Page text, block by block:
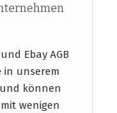
Ebay AGB
in unserem
können
wenigen